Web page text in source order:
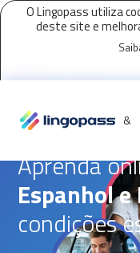
O Lingopass utiliza
deste site e
&
Parceria
Aprenda
Espanhol
condições